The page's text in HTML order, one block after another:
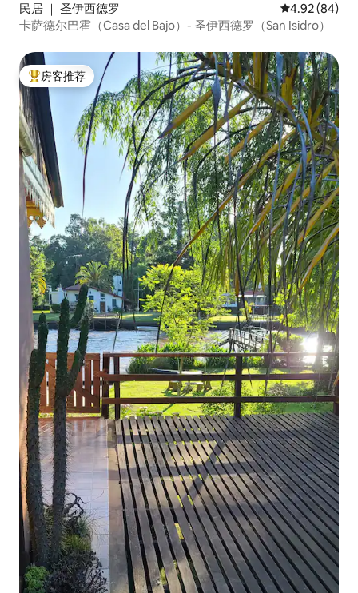
民居 ｜ 圣伊西德罗 平均评分 4.92
4.92 (84)
卡萨德尔巴霍（Casa del Bajo）- 圣伊西德罗（San Isidro）
热门「房客推荐」
房客推荐